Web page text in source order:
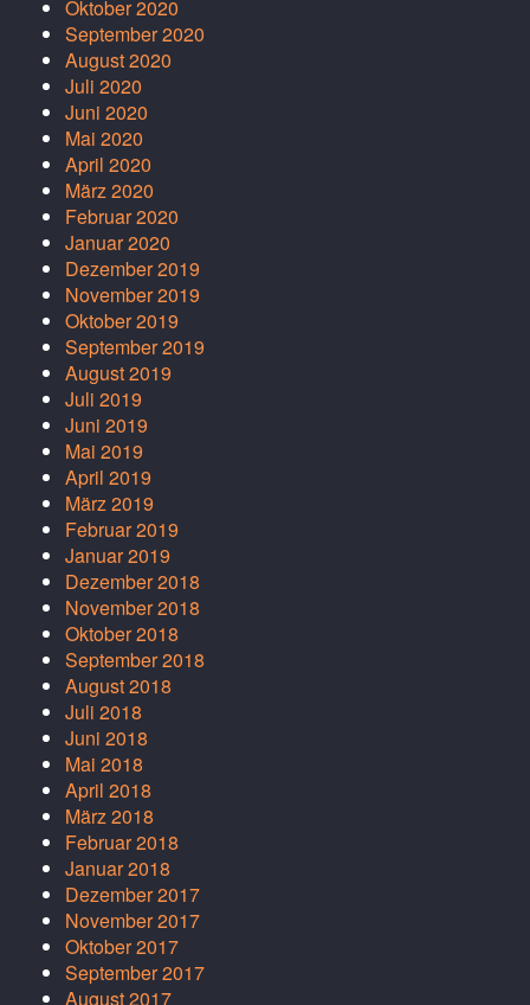
Oktober 2020
September 2020
August 2020
Juli 2020
Juni 2020
Mai 2020
April 2020
März 2020
Februar 2020
Januar 2020
Dezember 2019
November 2019
Oktober 2019
September 2019
August 2019
Juli 2019
Juni 2019
Mai 2019
April 2019
März 2019
Februar 2019
Januar 2019
Dezember 2018
November 2018
Oktober 2018
September 2018
August 2018
Juli 2018
Juni 2018
Mai 2018
April 2018
März 2018
Februar 2018
Januar 2018
Dezember 2017
November 2017
Oktober 2017
September 2017
August 2017